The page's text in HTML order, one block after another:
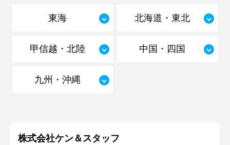
東海 北海道・東北
甲信越・北陸 中国・四国
九州・沖縄
株式会社ケン＆スタッフ